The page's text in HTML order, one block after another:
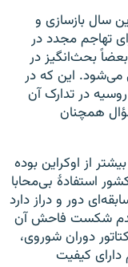
سال بازسازی و
تهاجم مجدد در
و بعضاً بحث‌انگیز در
می‌شود. این که در
در تدارک آن
همچنان
از اوکراین بوده
استفادۀ بی‌محابا
دور و دراز دارد
عدم شکست فاحش آن
دوران شوروی،
کیفیت